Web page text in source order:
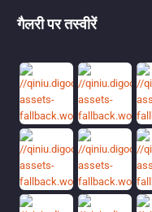
गैलरी पर तस्वीरें